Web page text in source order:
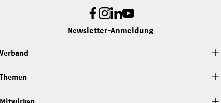
Facebook
Instagram
LinkedIn
Youtube
Newsletter-Anmeldung
Verband
Themen
Mitwirken